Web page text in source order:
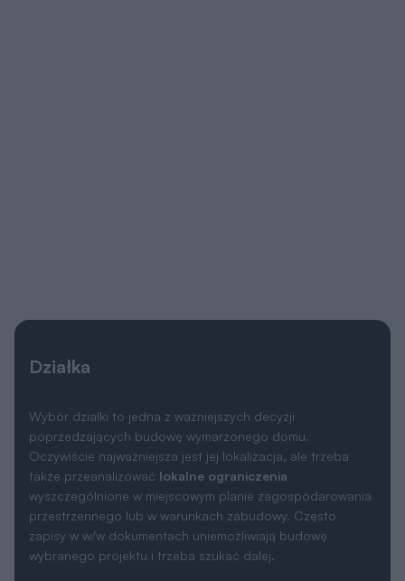
Działka
Wybór działki to jedna z ważniejszych decyzji
poprzedzających budowę wymarzonego domu.
Oczywiście najważniejsza jest jej lokalizacja, ale trzeba
także przeanalizować lokalne ograniczenia
wyszczególnione w miejscowym planie zagospodarowania
przestrzennego lub w warunkach zabudowy. Często
zapisy w w/w dokumentach uniemożliwiają budowę
wybranego projektu i trzeba szukać dalej.